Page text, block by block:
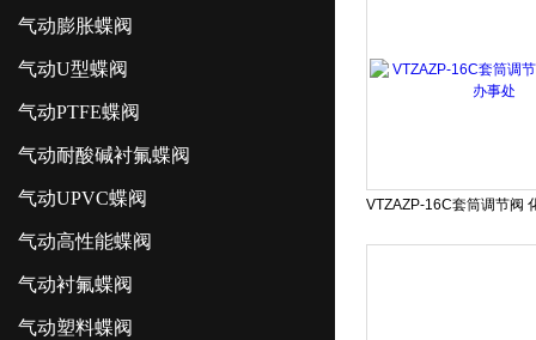
气动膨胀蝶阀
气动U型蝶阀
气动PTFE蝶阀
气动耐酸碱衬氟蝶阀
气动UPVC蝶阀
气动高性能蝶阀
气动衬氟蝶阀
气动塑料蝶阀